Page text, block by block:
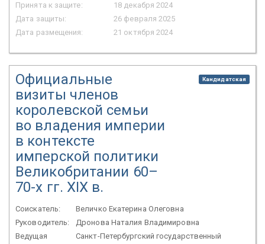
Принята к защите:
18 декабря 2024
Дата защиты:
26 февраля 2025
Дата размещения:
21 октября 2024
Официальные
визиты членов
королевской семьи
во владения империи
в контексте
имперской политики
Великобритании 60–
70-х гг. XIX в.
Кандидатская
Соискатель:
Величко Екатерина Олеговна
Руководитель:
Дронова Наталия Владимировна
Ведущая
Санкт-Петербургский государственный